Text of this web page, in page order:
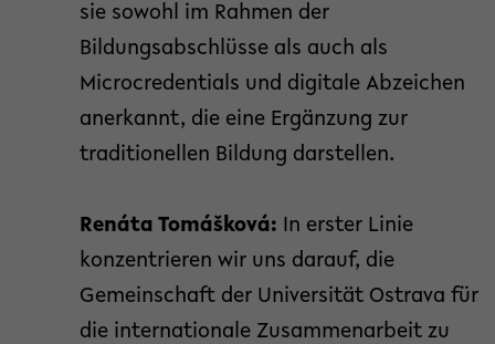
sie sowohl im Rahmen der
Bildungsabschlüsse als auch als
Microcredentials und digitale Abzeichen
anerkannt, die eine Ergänzung zur
traditionellen Bildung darstellen.
Renáta Tomášková: In erster Linie
konzentrieren wir uns darauf, die
Gemeinschaft der Universität Ostrava für
die internationale Zusammenarbeit zu